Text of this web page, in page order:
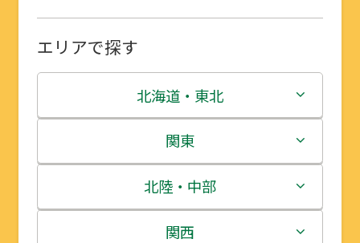
エリアで探す
北海道・東北
北海道
青森県
岩手県
関東
茨城県
栃木県
北陸・中部
新潟県
関西